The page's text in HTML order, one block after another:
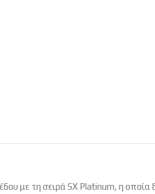
με τη σειρά SX Platinum, η